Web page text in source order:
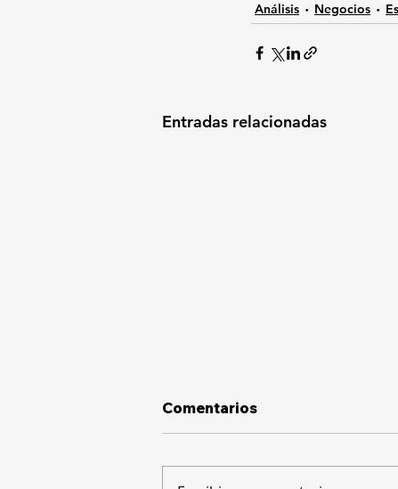
Análisis
Negocios
Entradas relacionadas
Comentarios